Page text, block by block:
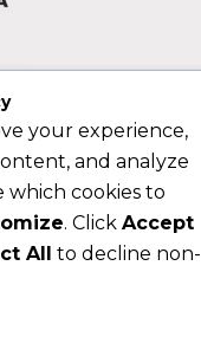
your experience,
and analyze
which cookies to
. Click Accept
All
to decline non-